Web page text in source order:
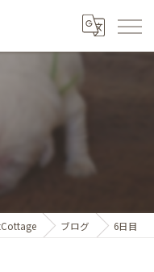
ブログ 6日目